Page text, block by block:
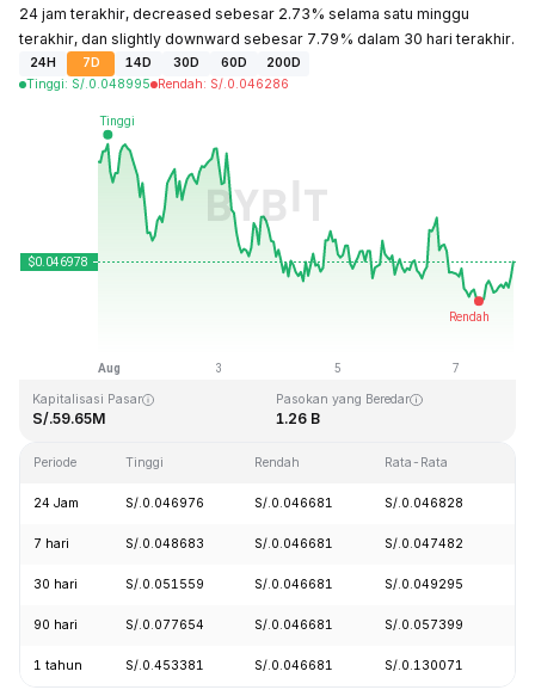
24 jam terakhir, decreased sebesar 2.73% selama satu minggu
terakhir, dan slightly downward sebesar 7.79% dalam 30 hari terakhir.
24H 7D 14D 30D 60D
200D
Tinggi: S/. 0.048995 Rendah: S/. 0.046286
S/.0.010996
Kapitalisasi Pasar
S/.59.65M
Pasokan yang Beredar
1.26 B
Periode Tinggi Rendah Rata-Rata
24 Jam S/.0.046976 S/.0.046681 S/.0.046828
7 hari S/.0.048683 S/.0.046681 S/.0.047482
30 hari S/.0.051559 S/.0.046681 S/.0.049295
90 hari S/.0.077654 S/.0.046681 S/.0.057399
1 tahun S/.0.453381 S/.0.046681 S/.0.130071